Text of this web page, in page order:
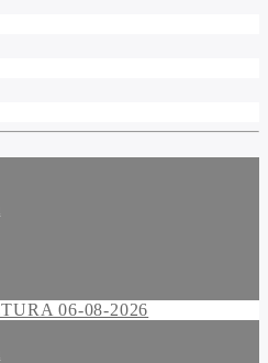
06-08-2026